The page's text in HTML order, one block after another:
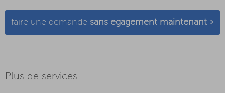
faire une demande sans egagement maintenant »
Plus de services